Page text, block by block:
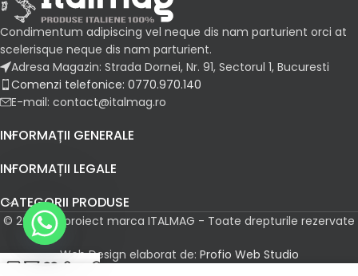
Condimentum adipiscing vel neque dis nam parturient orci at
scelerisque neque dis nam parturient.
Adresa Magazin: Strada Dornei, Nr. 91, Sectorul 1, Bucuresti
Comenzi telefonice: 0770.970.140
E-mail: contact@italmag.ro
INFORMAȚII GENERALE
INFORMAȚII LEGALE
CATEGORII PRODUSE
© 2026 Un proiect marca ITALMAG - Toate drepturile rezervate
Web Design elaborat de: Profio Web Studio